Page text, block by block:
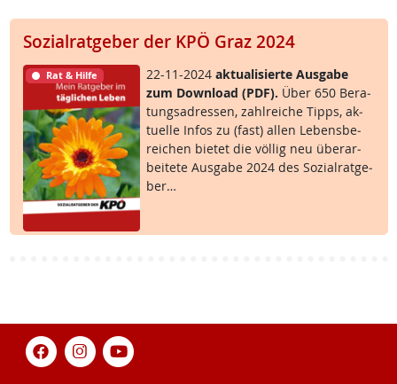
Sozialratgeber der KPÖ Graz 2024
Rat & Hilfe 22-11-2024 ak­tua­li­sier­te Aus­ga­be
zum Down­load (PDF). Über 650 Be­ra­
tungsadres­sen, zahl­rei­che Tipps, ak­
tu­el­le In­fos zu (fast) al­len Le­bens­be­
rei­chen bie­tet die völ­lig neu über­ar­
bei­te­te Aus­ga­be 2024 des So­zial­rat­ge­
ber…